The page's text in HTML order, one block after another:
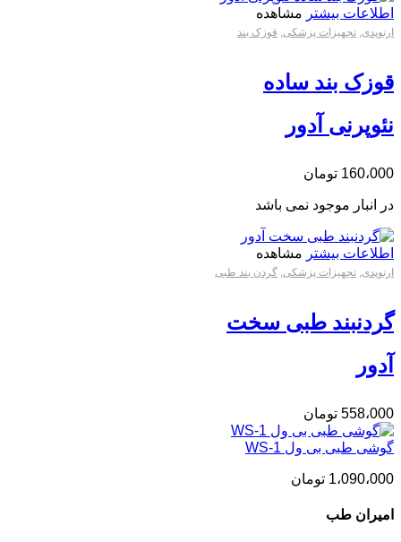
اطلاعات بیشتر مشاهده
ارتوپدی, تجهیزات پزشکی, قوزک بند
قوزک بند ساده
نئوپرنی آدور
160،000 تومان
در انبار موجود نمی باشد
اطلاعات بیشتر مشاهده
ارتوپدی, تجهیزات پزشکی, گردن بند طبی
گردنبند طبی سخت
آدور
558،000 تومان
گوشی طبی بی ول WS-1
1،090،000 تومان
امیران طب